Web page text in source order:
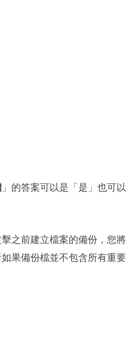
」的答案可以是「是」也可
之前建立檔案的備份，您
果備份檔並不包含所有重